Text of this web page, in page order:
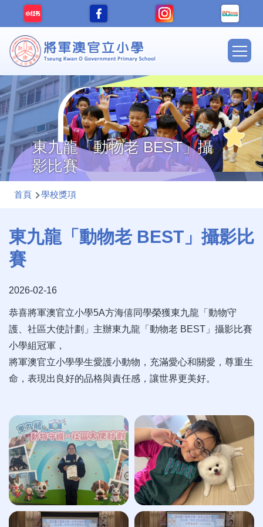
移至主內容
Main
東九龍「動物老 BEST」攝
影比賽
導
連
結
首頁 學校獎項
東九龍「動物老 BEST」攝影比
賽
2026-02-16
恭喜將軍澳官立小學5A方海僖同學榮獲東九龍「動物守
護、社區大使計劃」主辦東九龍「動物老 BEST」攝影比賽
小學組冠軍，
將軍澳官立小學學生愛護小動物，充滿愛心和關愛，尊重生
命，表現出良好的品格與責任感，讓世界更美好。